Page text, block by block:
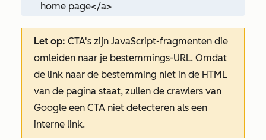
home page</a>
Let op: CTA's zijn JavaScript-fragmenten die
omleiden naar je bestemmings-URL. Omdat
de link naar de bestemming niet in de HTML
van de pagina staat, zullen de crawlers van
Google een CTA niet detecteren als een
interne link.